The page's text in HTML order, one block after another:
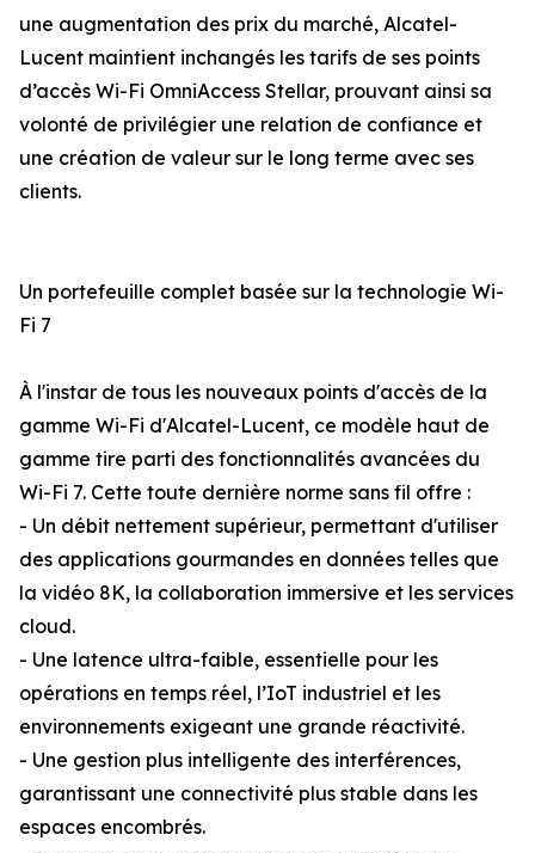
une augmentation des prix du marché, Alcatel-
Lucent maintient inchangés les tarifs de ses points
d’accès Wi-Fi OmniAccess Stellar, prouvant ainsi sa
volonté de privilégier une relation de confiance et
une création de valeur sur le long terme avec ses
clients.
Un portefeuille complet basée sur la technologie Wi-
Fi 7
À l'instar de tous les nouveaux points d'accès de la
gamme Wi-Fi d'Alcatel-Lucent, ce modèle haut de
gamme tire parti des fonctionnalités avancées du
Wi-Fi 7. Cette toute dernière norme sans fil offre :
- Un débit nettement supérieur, permettant d'utiliser
des applications gourmandes en données telles que
la vidéo 8K, la collaboration immersive et les services
cloud.
- Une latence ultra-faible, essentielle pour les
opérations en temps réel, l’IoT industriel et les
environnements exigeant une grande réactivité.
- Une gestion plus intelligente des interférences,
garantissant une connectivité plus stable dans les
espaces encombrés.